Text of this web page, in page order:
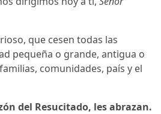
que cesen todas las
pequeña o grande, antigua o
comunidades, país y el
del Resucitado, les abrazan.